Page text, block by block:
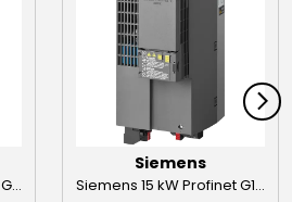
Siemens 22 kW Profinet G120 C Sürücü 6SL3210-1KE24-4UF1
Siemens
Siemens 15 kW Profinet G120 C Sürücü 6SL3210-1KE23-2UF1